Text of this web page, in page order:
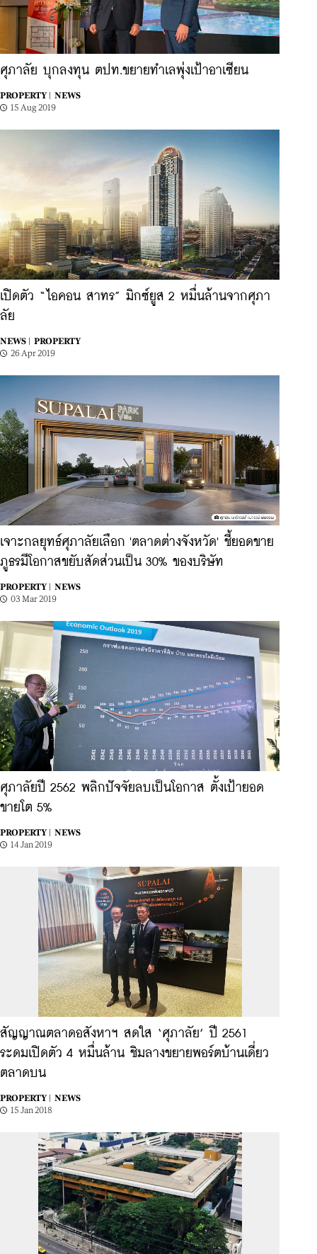
ศุภาลัย บุกลงทุน ตปท.ขยายทำเลพุ่งเป้าอาเซียน
PROPERTY |
NEWS
15 Aug 2019
เปิดตัว “ไอคอน สาทร” มิกซ์ยูส 2 หมื่นล้านจากศุภา
ลัย
NEWS |
PROPERTY
26 Apr 2019
เจาะกลยุทธ์ศุภาลัยเลือก 'ตลาดต่างจังหวัด' ชี้ยอดขาย
ภูธรมีโอกาสขยับสัดส่วนเป็น 30% ของบริษัท
PROPERTY |
NEWS
03 Mar 2019
ศุภาลัยปี 2562 พลิกปัจจัยลบเป็นโอกาส ตั้งเป้ายอด
ขายโต 5%
PROPERTY |
NEWS
14 Jan 2019
สัญญาณตลาดอสังหาฯ สดใส ‘ศุภาลัย’ ปี 2561
ระดมเปิดตัว 4 หมื่นล้าน ชิมลางขยายพอร์ตบ้านเดี่ยว
ตลาดบน
PROPERTY |
NEWS
15 Jan 2018